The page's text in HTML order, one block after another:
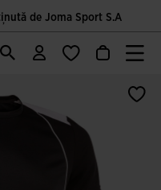
de Joma Sport S.A